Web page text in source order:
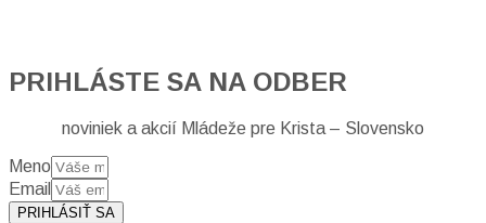
PRIHLÁSTE SA NA ODBER
noviniek a akcií Mládeže pre Krista – Slovensko
Meno
Email
PRIHLÁSIŤ SA